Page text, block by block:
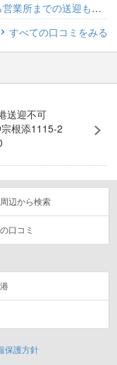
ナブルでありがたいです。また沖縄に来た際には利用した...
すべての口コミをみる
送迎不可
根添1115-2
辺から検索
口コミ
保護方針